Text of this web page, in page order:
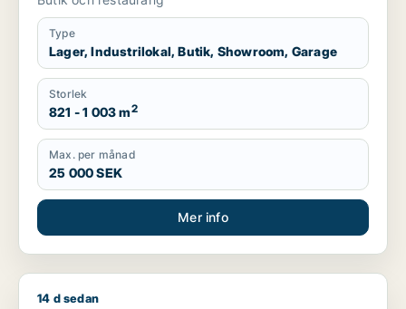
Type
Lager, Industrilokal, Butik, Showroom, Garage
Storlek
821 - 1 003 m2
Max. per månad
25 000 SEK
Mer info
Jag söker industrilokal, butik, restauranglokal,
14 d sedan